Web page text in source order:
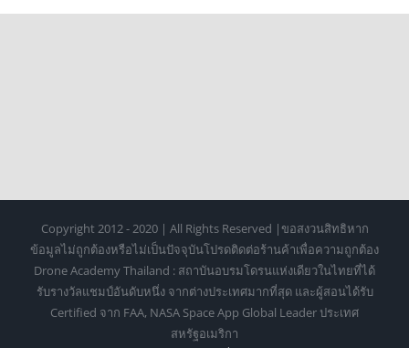
มืออาชีพ
Copyright 2012 - 2020 | All Rights Reserved |ขอสงวนสิทธิหาก
ข้อมูลไม่ถูกต้องหรือไม่เป็นปัจจุบันโปรดติดต่อร้านค้าเพื่อความถูกต้อง
Drone Academy Thailand : สถาบันอบรมโดรนแห่งเดียวในไทยที่ได้
รับรางวัลแชมป์อันดับหนึ่ง จากต่างประเทศมากที่สุด และผู้สอนได้รับ
Certified จาก FAA, NASA Space App Global Leader ประเทศ
สหรัฐอเมริกา